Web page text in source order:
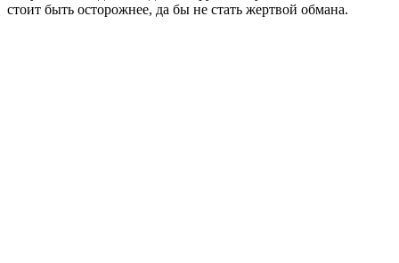
стоит быть осторожнее, да бы не стать жертвой обмана.